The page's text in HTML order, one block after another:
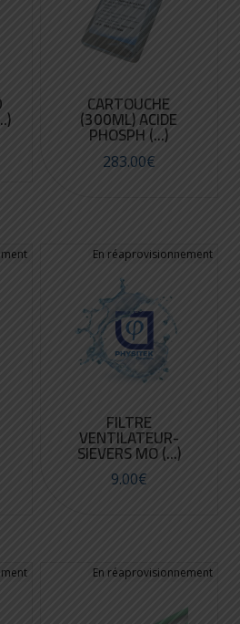
CARTOUCHE
(300ML) ACIDE
PHOSPH (...)
283.00€
FILTRE
VENTILATEUR-
SIEVERS MO (...)
9.00€